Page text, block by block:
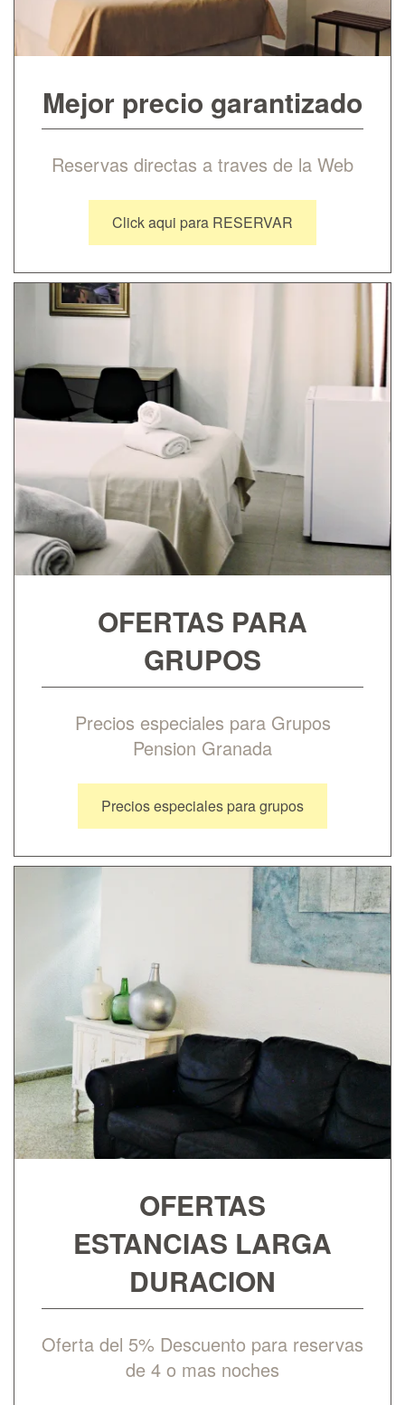
Mejor precio garantizado
Reservas directas a traves de la Web
Click aqui para RESERVAR
OFERTAS PARA
GRUPOS
Precios especiales para Grupos
Pension Granada
Precios especiales para grupos
OFERTAS
ESTANCIAS LARGA
DURACION
Oferta del 5% Descuento para reservas
de 4 o mas noches